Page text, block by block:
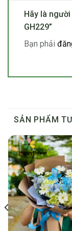
Hãy là
GH229”
Bạn phải
SẢN PHẨM